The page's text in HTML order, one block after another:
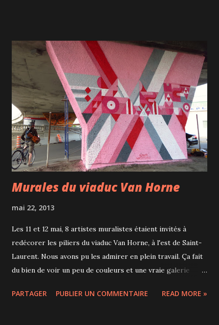
près du camion pour être servi. Sur la place des festivals,
tables et parasols invitaient à s'asseoir et prendre le
temps. Sandwich pull pork, guédilles de homard, tartares,
poutine au canard confit... beaucoup de choses
appétissantes! Quand la nuit est tombée nous avons profité
d'un joli spectacle de lumières et jets d'eau. Puis un DJ nous
a fait attendre jusqu'à 21h30 pour le clou de la soirée : des
vidéop...
Murales du viaduc Van Horne
mai 22, 2013
Les 11 et 12 mai, 8 artistes muralistes étaient invités à
redécorer les piliers du viaduc Van Horne, à l'est de Saint-
Laurent. Nous avons pu les admirer en plein travail. Ça fait
du bien de voir un peu de couleurs et une vraie galerie
n'avait pas vraiment envie de s'attarder jusque là. Une
PARTAGER PUBLIER UN COMMENTAIRE READ MORE »